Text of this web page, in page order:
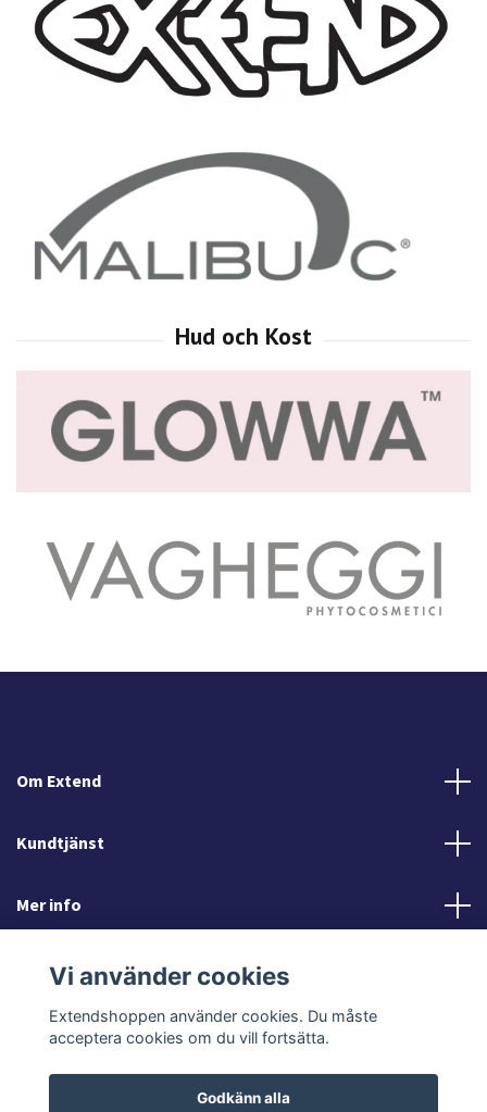
Om Extend
Kundtjänst
Mer info
Sociala medier
Vi använder cookies
Extendshoppen använder cookies. Du måste
acceptera cookies om du vill fortsätta.
Godkänn alla